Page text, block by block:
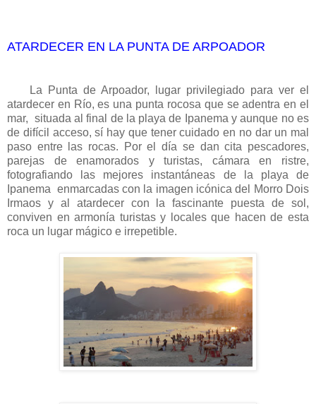
ATARDECER EN LA PUNTA DE ARPOADOR
La Punta de Arpoador, lugar privilegiado para ver el
atardecer en Río, es una punta rocosa que se adentra en el
mar, situada al final de la playa de Ipanema y aunque no es
de difícil acceso, sí hay que tener cuidado en no dar un mal
paso entre las rocas. Por el día se dan cita pescadores,
parejas de enamorados y turistas, cámara en ristre,
fotografiando las mejores instantáneas de la playa de
Ipanema enmarcadas con la imagen icónica del Morro Dois
Irmaos y al atardecer con la fascinante puesta de sol,
conviven en armonía turistas y locales que hacen de esta
roca un lugar mágico e irrepetible.